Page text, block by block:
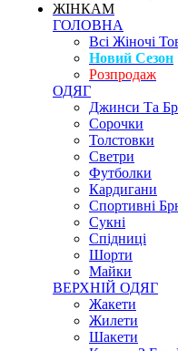
ЖІНКАМ
ГОЛОВНА
Всі Жіночі
Новий Сезон
Розпродаж
ОДЯГ
Джинси Та
Сорочки
Толстовки
Светри
Футболки
Кардигани
Спортивні
Сукні
Спідниці
Шорти
Майки
ВЕРХНІЙ ОДЯГ
Жакети
Жилети
Шакети